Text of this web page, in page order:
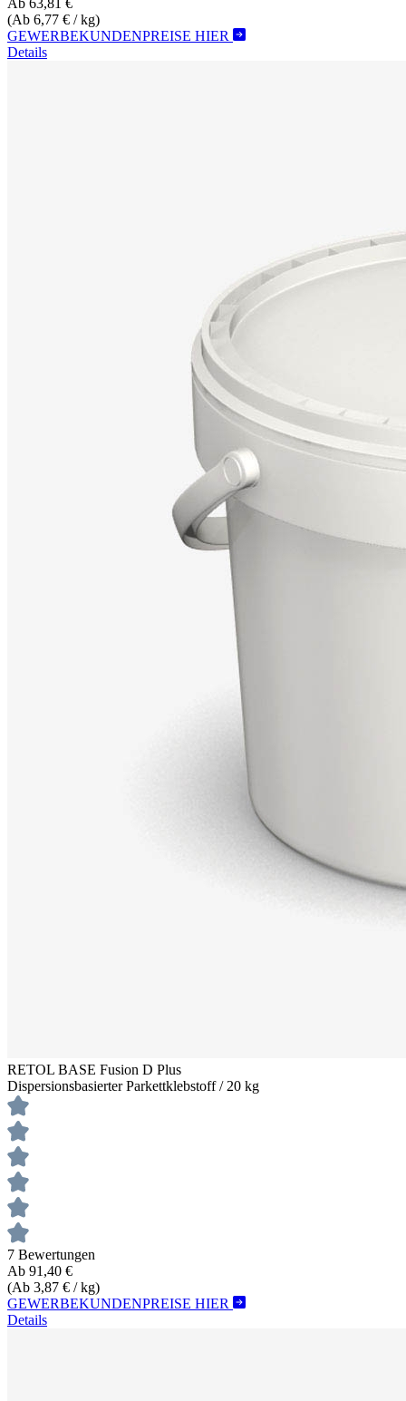
(Ab 6,77 € / kg)
GEWERBEKUNDENPREISE HIER
Details
RETOL BASE Fusion D Plus
Dispersionsbasierter Parkettklebstoff / 20 kg
7 Bewertungen
Ab 91,40 €
(Ab 3,87 € / kg)
GEWERBEKUNDENPREISE HIER
Details